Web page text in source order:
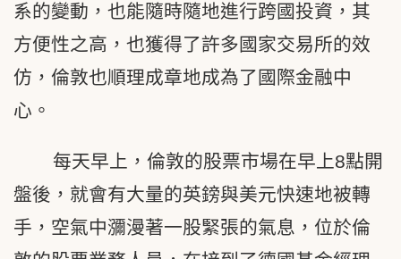
系的變動，也能隨時隨地進行跨國投資，其
方便性之高，也獲得了許多國家交易所的效
仿，倫敦也順理成章地成為了國際金融中
心。
每天早上，倫敦的股票市場在早上8點開
盤後，就會有大量的英鎊與美元快速地被轉
手，空氣中瀰漫著一股緊張的氣息，位於倫